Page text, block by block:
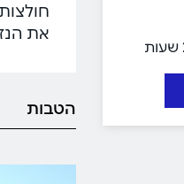
את
הטבות